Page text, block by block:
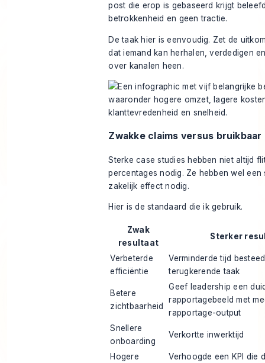
post die erop is gebaseerd krijgt
betrokkenheid en geen tractie.
De taak hier is eenvoudig. Zet de
dat iemand kan herhalen, verdedigen
over kanalen heen.
Zwakke claims versus bruikbaar
Sterke case studies hebben niet altijd
percentages nodig. Ze hebben wel een
zakelijk effect nodig.
Hier is de standaard die ik gebruik.
Zwak
resultaat
Sterker
Verbeterde
efficiëntie
Verminderde tijd
terugkerende taak
Betere
zichtbaarheid
Geef leadership een
rapportagebeeld met
rapportage-output
Snellere
onboarding
Verkortte inwerktijd
Hogere Verhoogde een KPI die